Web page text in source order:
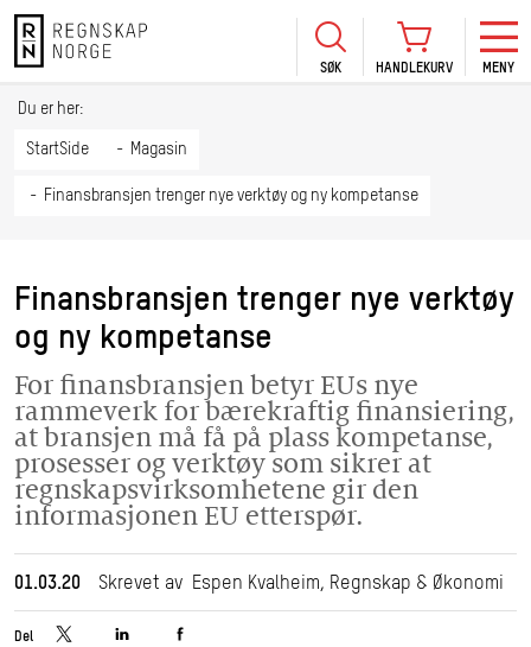
SØK HANDLEKURV MENY
Du er her:
StartSide Magasin
Finansbransjen trenger nye verktøy og ny kompetanse
Finansbransjen trenger nye verktøy
og ny kompetanse
For finansbransjen betyr EUs nye
rammeverk for bærekraftig finansiering,
at bransjen må få på plass kompetanse,
prosesser og verktøy som sikrer at
regnskapsvirksomhetene gir den
informasjonen EU etterspør.
01.03.20 Skrevet av Espen Kvalheim, Regnskap & Økonomi
Del